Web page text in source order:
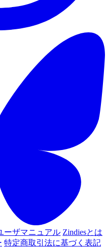
ーザマニュアル Zindiesとは
特定商取引法に基づく表記